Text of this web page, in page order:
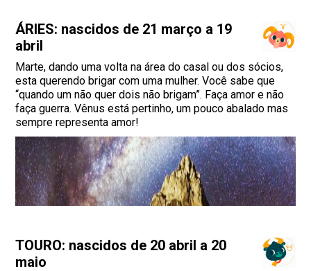
ÁRIES: nascidos de 21 março a 19
abril
Marte, dando uma volta na área do casal ou dos sócios,
esta querendo brigar com uma mulher. Você sabe que
“quando um não quer dois não brigam”. Faça amor e não
faça guerra. Vênus está pertinho, um pouco abalado mas
sempre representa amor!
TOURO: nascidos de 20 abril a 20
maio